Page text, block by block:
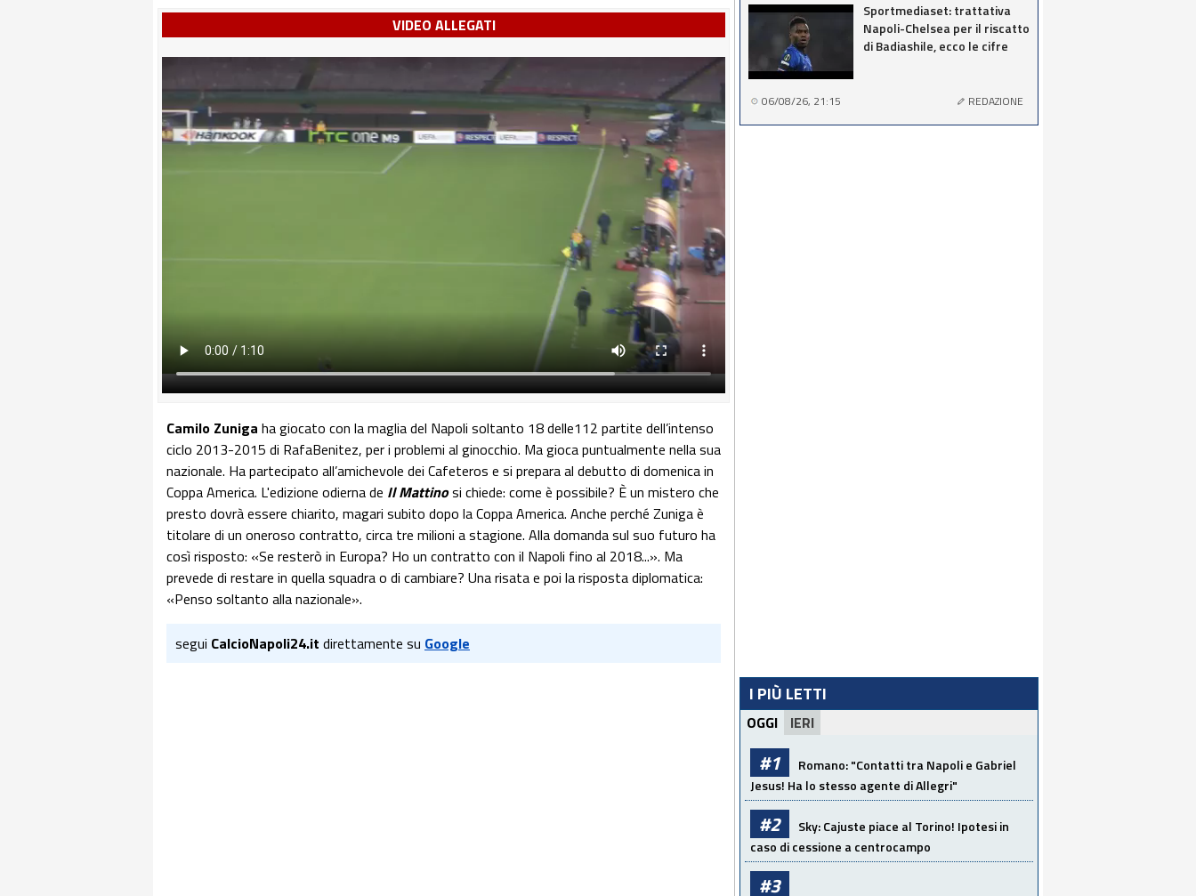
VIDEO ALLEGATI
Camilo Zuniga ha giocato con la maglia del Napoli soltanto 18 delle112 partite dell’intenso
ciclo 2013-2015 di RafaBenitez, per i problemi al ginocchio. Ma gioca puntualmente nella sua
nazionale. Ha partecipato all’amichevole dei Cafeteros e si prepara al debutto di domenica in
Coppa America. L'edizione odierna de Il Mattinosi chiede: come è possibile? È un mistero che
presto dovrà essere chiarito, magari subito dopo la Coppa America. Anche perché Zuniga è
titolare di un oneroso contratto, circa tre milioni a stagione. Alla domanda sul suo futuro ha
così risposto: «Se resterò in Europa? Ho un contratto con il Napoli fino al 2018...». Ma
prevede di restare in quella squadra o di cambiare? Una risata e poi la risposta diplomatica:
«Penso soltanto alla nazionale».
segui CalcioNapoli24.it direttamente su Google
Sportmediaset: trattativa
Napoli-Chelsea per il riscatto
di Badiashile, ecco le cifre
06/08/26, 21:15 REDAZIONE
I PIÙ LETTI
OGGI IERI
#1
Romano: "Contatti tra Napoli e Gabriel
Jesus! Ha lo stesso agente di Allegri"
#2
Sky: Cajuste piace al Torino! Ipotesi in
caso di cessione a centrocampo
#3